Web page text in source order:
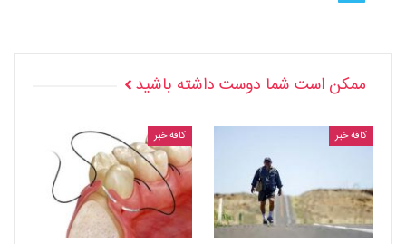
ممکن است شما دوست داشته باشید
کافه خبر کافه خبر